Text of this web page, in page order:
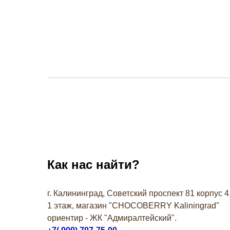
Как нас найти?
г. Калининград, Советский проспект 81 корпус
1 этаж, магазин "СHOCOBERRY Kaliningrad"
ориентир - ЖК "Адмиралтейский".